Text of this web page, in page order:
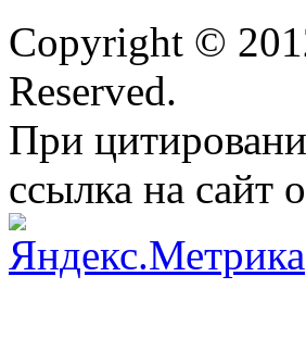
Copyright ©
Reserved.
При
ссылка на сайт